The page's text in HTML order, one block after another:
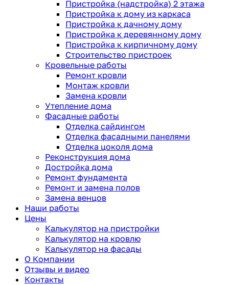
Пристройка (надстройка) 2 этажа
Пристройка к дому из каркаса
Пристройка к дачному дому
Пристройка к деревянному дому
Пристройка к кирпичному дому
Строительство пристроек
Кровельные работы
Ремонт кровли
Монтаж кровли
Замена кровли
Утепление дома
Фасадные работы
Отделка сайдингом
Отделка фасадными панелями
Отделка цоколя дома
Реконструкция дома
Достройка дома
Ремонт фундамента
Ремонт и замена полов
Замена венцов
Наши работы
Цены
Калькулятор на пристройки
Калькулятор на кровлю
Калькулятор на фасады
О Компании
Отзывы и видео
Контакты